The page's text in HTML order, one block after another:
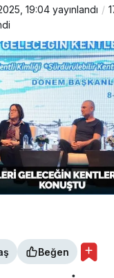
19:04 yayınlandı
Beğen